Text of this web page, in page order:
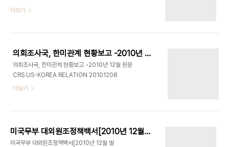
가상현실구축을 위한 방법과 시스템'["Method
Virtual Community of Famous P..
늘 보도했습니다 한국이 도입을 검토중인 장비는
를 분석한다고 합니다 이 시스템은 장비설치 반경 백
킬로미터 내외의 잠수함을 탐지할 수 있으나 매우 비
싸다고 합니다 한국은 특히 이 장비를 북한과 맞닿은
서해상에 우선 배치할 계획이며 비용이 많이 들더라
도 잠수함의 위치등을 보다 정확하게 탐지할 수 있는
http://www.strategypage.com/htmw/htsub/articles/20110119.aspx
더보기
의회조사국, 한미관계 현황보고 -2010년 12월 원문
의회조사국, 한미관계 현황보고 -2010년 12월 원문
CRS US-KOREA RELATION 20101208
더보기
미국무부 대외원조정책백서[2010년 12월 발간]QDDR [242P]
미국무부 대외원조정책백서[2010년 12월 발